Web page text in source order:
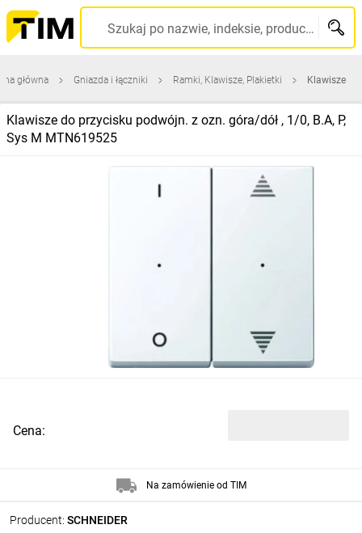
Szukaj po nazwie, indeksie, producencie, kodzie kreskowym...
główna Gniazda i łączniki Ramki, Klawisze, Plakietki Klawisze
Klawisze do przycisku podwójn. z ozn. góra/dół , 1/0, B.A, P,
Sys M MTN619525
Producent: SCHNEIDER
Cena:
Na zamówienie od TIM